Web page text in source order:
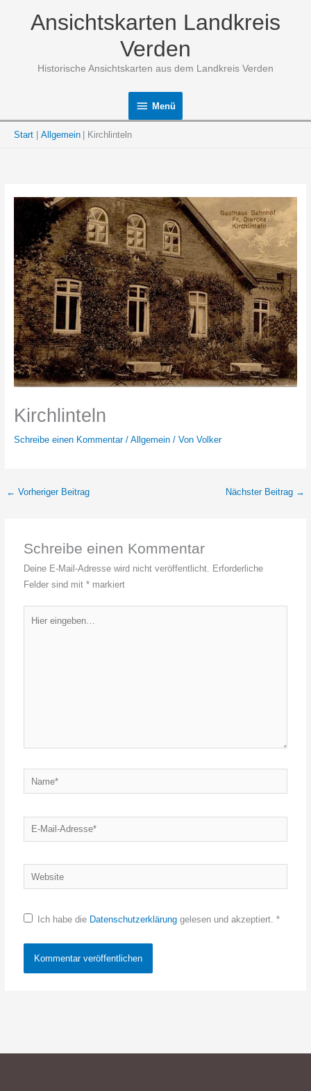
Ansichtskarten Landkreis
Verden
Historische Ansichtskarten aus dem Landkreis Verden
Menü
Menü
Start Allgemein Kirchlinteln
Kirchlinteln
Schreibe einen Kommentar / Allgemein/ Von Volker
← Vorheriger Beitrag Nächster Beitrag →
Schreibe einen Kommentar
Deine E-Mail-Adresse wird nicht veröffentlicht. Erforderliche
Felder sind mit* markiert
eingeben…
Name*
E-
Mail-
Website
Ich habe die Datenschutzerklärunggelesen und akzeptiert. *